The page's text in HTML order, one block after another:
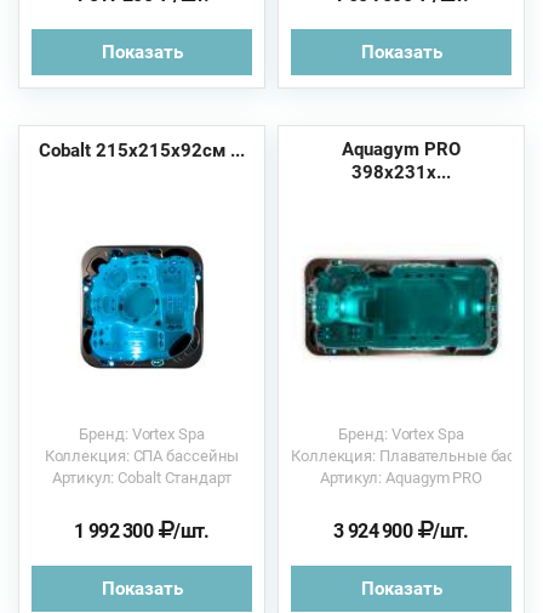
Показать Показать
Cobalt 215х215x92см ...
Бренд: Vortex Spa
Коллекция: СПА бассейны
Артикул: Cobalt Стандарт
1 992 300 /шт.
Показать
Aquagym PRO
398х231x...
Бренд: Vortex Spa
Коллекция: Плавательные
Артикул: Aquagym PRO
3 924 900 /шт.
Показать